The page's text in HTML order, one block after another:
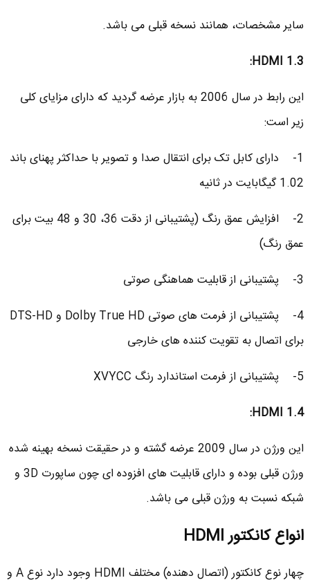
سایر مشخصات، همانند نسخه قبلی می باشد.
HDMI 1.3
:
این رابط در سال 2006 به بازار عرضه گردید که دارای مزایای کلی
زیر است:
1- دارای کابل تک برای انتقال صدا و تصویر با حداکثر پهنای باند
1.02 گیگابایت در ثانیه
2- افزایش عمق رنگ (پشتیبانی از دقت 36، 30 و 48 بیت برای
عمق رنگ)
3- پشتیبانی از قابلیت هماهنگی صوتی
4- پشتیبانی از فرمت های صوتی Dolby True HD و DTS-HD
برای اتصال به تقویت کننده های خارجی
5- پشتیبانی از فرمت استاندارد رنگ XVYCC
HDMI 1.4
:
این ورژن در سال 2009 عرضه گشته و در حقیقت نسخه بهینه شده
ورژن قبلی بوده و دارای قابلیت های افزوده ای چون ساپورت 3D و
شبکه نسبت به ورژن قبلی می باشد.
انواع کانکتورHDMI
چهار نوع کانکتور (اتصال دهنده) مختلف HDMI وجود دارد نوع A و